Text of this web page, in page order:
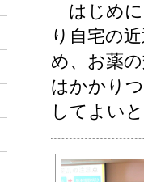
はじめに
り自宅の
め、お薬
はかかり
してよい